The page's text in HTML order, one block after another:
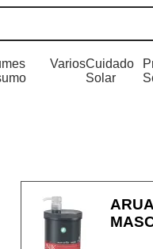
VariosCuidado
Solar